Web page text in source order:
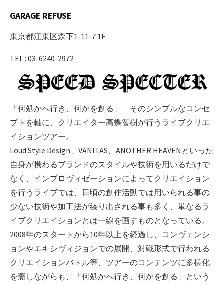
GARAGE REFUSE
東京都江東区森下1-11-7 1F
TEL : 03-6240-2972
「何処かへ行き、何かを創る」 そのシンプルなコンセ
プトを軸に、クリエイター高蝶智樹が行うライブクリエ
イションツアー。
Loud Style Design、VANITAS、ANOTHER HEAVENといった
自身が携わるブランドのスタイルや技術を用いるだけで
なく、インプロヴィゼーションによってクリエイション
を行うライブでは、日頃の創作活動では用いられる事の
少ない技術や加工法が繰り出される事も多く、単なるラ
イブクリエイションとは一線を画すものとなっている。
2008年のスタートから10年以上を経過し、コンヴェンシ
ョンやエキシヴィジョンでの展開、対戦形式で行われる
クリエイションバトル等、ツアーのコンテンツに多様化
を齎しながらも、「何処かへ行き、何かを創る」という